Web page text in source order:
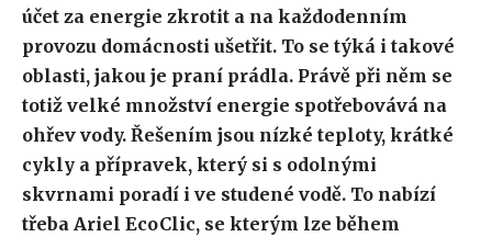
účet za energie zkrotit a na každodenním
provozu domácnosti ušetřit. To se týká i takové
oblasti, jakou je praní prádla. Právě při něm se
totiž velké množství energie spotřebovává na
ohřev vody. Řešením jsou nízké teploty, krátké
cykly a přípravek, který si s odolnými
skvrnami poradí i ve studené vodě. To nabízí
třeba Ariel EcoClic, se kterým lze během